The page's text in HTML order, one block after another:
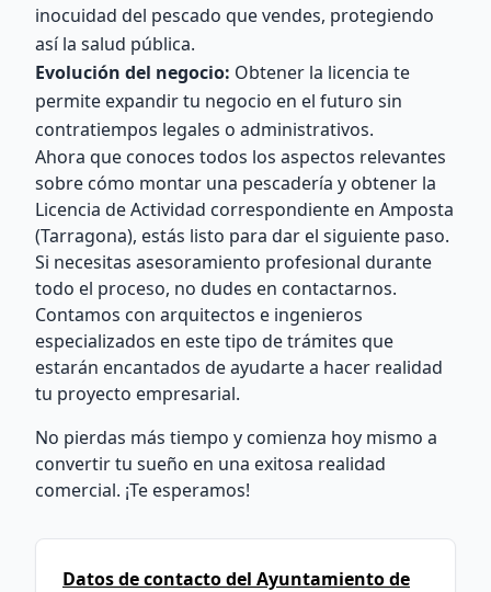
inocuidad del pescado que vendes, protegiendo
así la salud pública.
Evolución del negocio: Obtener la licencia te
permite expandir tu negocio en el futuro sin
contratiempos legales o administrativos.
Ahora que conoces todos los aspectos relevantes
sobre cómo montar una pescadería y obtener la
Licencia de Actividad correspondiente en Amposta
(Tarragona), estás listo para dar el siguiente paso.
Si necesitas asesoramiento profesional durante
todo el proceso, no dudes en contactarnos.
Contamos con arquitectos e ingenieros
especializados en este tipo de trámites que
estarán encantados de ayudarte a hacer realidad
tu proyecto empresarial.
No pierdas más tiempo y comienza hoy mismo a
convertir tu sueño en una exitosa realidad
comercial. ¡Te esperamos!
Datos de contacto del Ayuntamiento de